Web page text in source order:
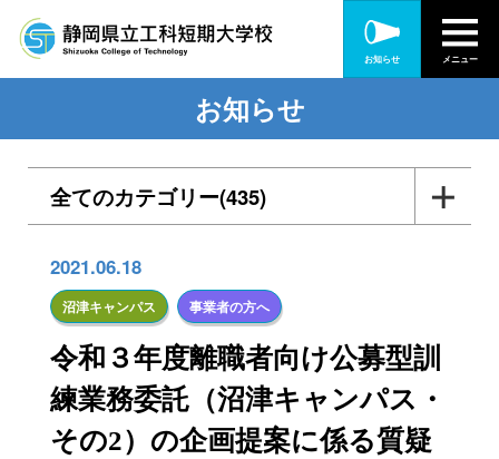
お知らせ メニュー
お知らせ
全てのカテゴリー(435)
各種訓練・研修(165)
静岡キャンパス(313)
沼津キャンパス(156)
2021.06.18
沼津キャンパス 事業者の方へ
令和３年度離職者向け公募型訓
練業務委託（沼津キャンパス・
その2）の企画提案に係る質疑